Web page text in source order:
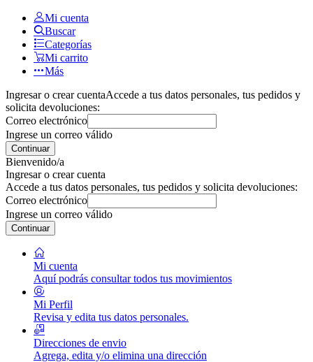
Mi cuenta
Buscar
Categorías
Mi carrito
Más
Ingresar o crear cuentaAccede a tus datos personales, tus pedidos y
solicita devoluciones:
Correo electrónico
Ingrese un correo válido
Continuar
Bienvenido/a
Ingresar o crear cuenta
Accede a tus datos personales, tus pedidos y solicita devoluciones:
Correo electrónico
Ingrese un correo válido
Continuar
Mi cuenta
Aquí podrás consultar todos tus movimientos
Mi Perfil
Revisa y edita tus datos personales.
Direcciones de envio
Agrega, edita y/o elimina una dirección